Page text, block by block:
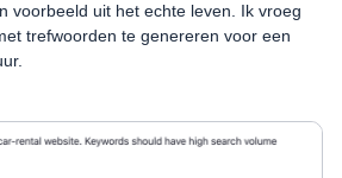
voorbeeld uit het echte leven. Ik vroeg
trefwoorden te genereren voor een